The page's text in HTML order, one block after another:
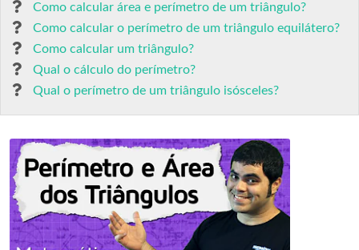
Como calcular área e perímetro de um triângulo?
Como calcular o perímetro de um triângulo equilátero?
Como calcular um triângulo?
Qual o cálculo do perímetro?
Qual o perímetro de um triângulo isósceles?